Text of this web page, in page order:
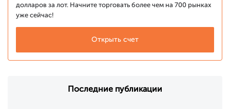
долларов за лот. Начните торговать более чем на 700 рынках
уже сейчас!
Открыть счет
Последние публикации